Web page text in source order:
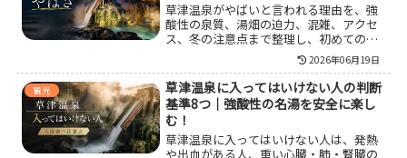
草津温泉がやばいと言われる理由を、強
酸性の泉質、湯畑の迫力、混雑、アクセ
ス、冬の注意点まで整理し、初めての旅
行で後悔しない入浴方法や宿選び、満足
度を高める過ごし方を紹介します。
2026年06月19日
観光
草津温泉に入ってはいけない人の判断
基準8つ｜強酸性の名湯を安全に楽し
む！
草津温泉に入ってはいけない人は、発熱
や出血がある人、重い心臓・肺・腎臓の